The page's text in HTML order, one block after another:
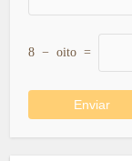
8 − oito =